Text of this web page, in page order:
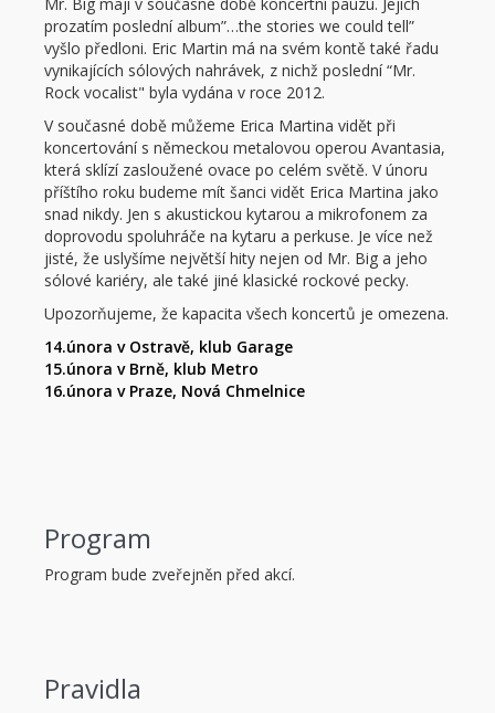
prozatím poslední album”…the stories we could tell”
vyšlo předloni. Eric Martin má na svém kontě také řadu
vynikajících sólových nahrávek, z nichž poslední “Mr.
Rock vocalist" byla vydána v roce 2012.
V současné době můžeme Erica Martina vidět při
koncertování s německou metalovou operou Avantasia,
která sklízí zasloužené ovace po celém světě. V únoru
příštího roku budeme mít šanci vidět Erica Martina jako
snad nikdy. Jen s akustickou kytarou a mikrofonem za
doprovodu spoluhráče na kytaru a perkuse. Je více než
jisté, že uslyšíme největší hity nejen od Mr. Big a jeho
sólové kariéry, ale také jiné klasické rockové pecky.
Upozorňujeme, že kapacita všech koncertů je omezena.
14.února v Ostravě, klub Garage
15.února v Brně, klub Metro
16.února v Praze, Nová Chmelnice
Program
Program bude zveřejněn před akcí.
Pravidla